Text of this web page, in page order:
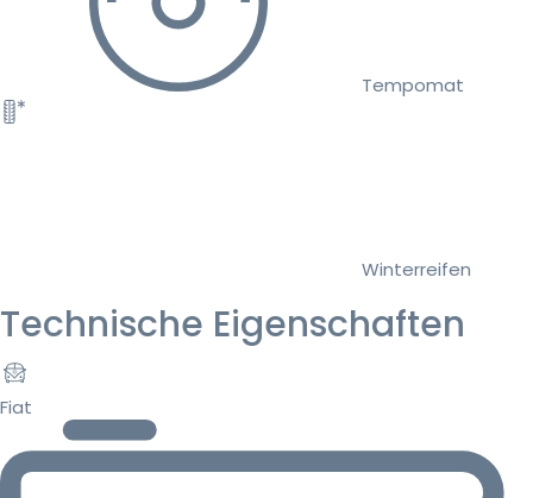
Tempomat
Winterreifen
Technische Eigenschaften
Fiat